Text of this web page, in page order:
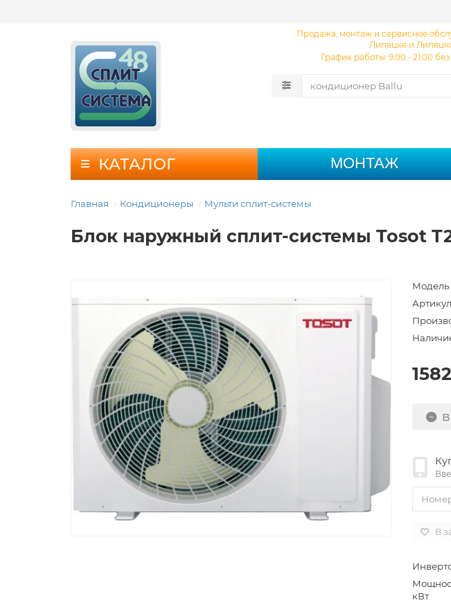
Продажа, монтаж и сервисное
Липецке и
График работы: 9:00 - 21:00
КАТАЛОГ МОНТАЖ
Главная Кондиционеры Мульти сплит-системы
Блок наружный сплит-системы Tosot
Модель
Артикул
В
кВт